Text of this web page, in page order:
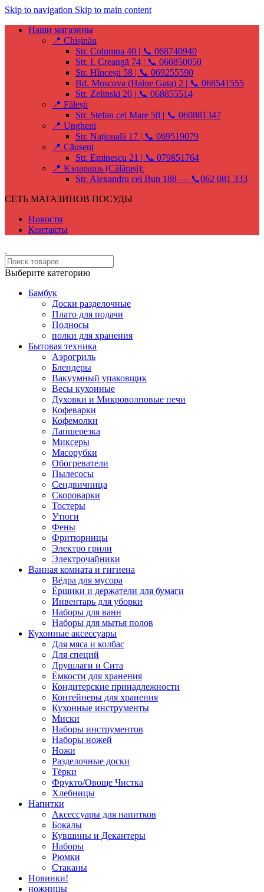
Skip to navigation Skip to main content
Наши магазины
📍 Chișinău
Str. Columna 40 | 📞 068740940
Str. I. Creangă 74 | 📞 060850050
Str. Hîncești 58 | 📞 069255590
Bd. Moscova (Haine Gata) 2 | 📞 068541555
Str. Zelinski 20 | 📞 068855514
📍 Fălești
Str. Ștefan cel Mare 58 | 📞 060881347
📍 Ungheni
Str. Națională 17 | 📞 069519079
📍 Căușeni
Str. Eminescu 21 | 📞 079851764
📍 Кэларашь (Călărași):
Str. Alexandru cel Bun 188 — 📞062 081 333
СЕТЬ МАГАЗИНОВ ПОСУДЫ
Новости
Контакты
Выберите категорию
Бамбук
Доски разделочные
Плато для подачи
Подносы
полки для хранения
Бытовая техника
Аэрогриль
Блендеры
Вакуумный упаковщик
Весы кухонные
Духовки и Микроволновые печи
Кофеварки
Кофемолки
Лапшерезка
Миксеры
Мясорубки
Обогреватели
Пылесосы
Сендвичница
Скороварки
Тостеры
Утюги
Фены
Фритюрницы
Электро грили
Электрочайники
Ванная комната и гигиена
Вёдра для мусора
Ёршики и держатели для бумаги
Инвентарь для уборки
Наборы для ванн
Наборы для мытья полов
Кухонные аксессуары
Для мяса и колбас
Для специй
Друшлаги и Сита
Ёмкости для хранения
Кондитерские принадлежности
Контейнеры для хранения
Кухонные инструменты
Миски
Наборы инструментов
Наборы ножей
Ножи
Разделочные доски
Тёрки
Фрукто/Овоще Чистка
Хлебницы
Напитки
Аксессуары для напитков
Бокалы
Кувшины и Декантеры
Наборы
Рюмки
Стаканы
Новинки!
ножницы